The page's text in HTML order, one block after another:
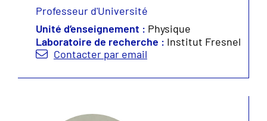
Professeur d'Université
Unité d’enseignement : Physique
Laboratoire de recherche : Institut Fresnel
Contacter par email